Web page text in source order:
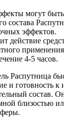
могут
состава
эффектов.
действие
применения
4-5 часов.
Распутница
и готовность
состав.
близостью